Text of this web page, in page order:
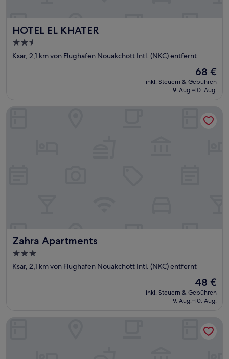
HOTEL EL KHATER
HOTEL EL KHATER
2.5-
Sterne-
Ksar, 2,1 km von Flughafen Nouakchott Intl. (NKC) entfernt
Der
Preis
beträgt
68 €
inkl. Steuern & Gebühren
9. Aug.–10. Aug.
Zahra Apartments
Zahra Apartments
3.0-
Sterne-
Ksar, 2,1 km von Flughafen Nouakchott Intl. (NKC) entfernt
Der
Preis
beträgt
48 €
inkl. Steuern & Gebühren
9. Aug.–10. Aug.
Hôtel alkhaima citycenter